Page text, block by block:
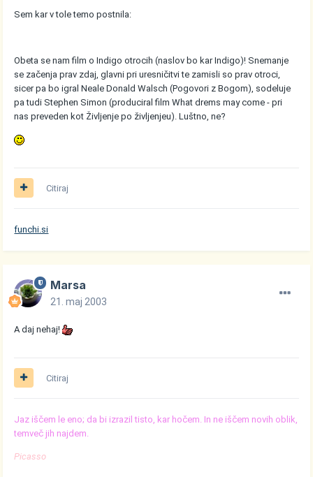
Sem kar v tole temo postnila:
Obeta se nam film o Indigo otrocih (naslov bo kar Indigo)! Snemanje
se začenja prav zdaj, glavni pri uresničitvi te zamisli so prav otroci,
sicer pa bo igral Neale Donald Walsch (Pogovori z Bogom), sodeluje
pa tudi Stephen Simon (produciral film What drems may come - pri
nas preveden kot Življenje po življenjeu). Luštno, ne?
Citiraj
funchi.si
Marsa
21. maj 2003
A daj nehaj!
Citiraj
Jaz iščem le eno; da bi izrazil tisto, kar hočem. In ne iščem novih oblik,
temveč jih najdem.
Picasso